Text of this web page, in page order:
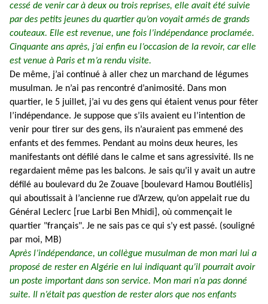
cessé de venir car à deux ou trois reprises, elle avait été suivie
par des petits jeunes du quartier qu’on voyait armés de grands
couteaux. Elle est revenue, une fois l’indépendance proclamée.
Cinquante ans après, j’ai enfin eu l’occasion de la revoir, car elle
est venue à Paris et m’a rendu visite.
De même, j’ai continué à aller chez un marchand de légumes
musulman. Je n’ai pas rencontré d’animosité. Dans mon
quartier, le 5 juillet, j’ai vu des gens qui étaient venus pour fêter
l’indépendance. Je suppose que s’ils avaient eu l’intention de
venir pour tirer sur des gens, ils n’auraient pas emmené des
enfants et des femmes. Pendant au moins deux heures, les
manifestants ont défilé dans le calme et sans agressivité. Ils ne
regardaient même pas les balcons. Je sais qu’il y avait un autre
défilé au boulevard du 2e Zouave [boulevard Hamou Boutlélis]
qui aboutissait à l’ancienne rue d’Arzew, qu’on appelait rue du
Général Leclerc [rue Larbi Ben Mhidi], où commençait le
quartier "français". Je ne sais pas ce qui s’y est passé. (souligné
par moi, MB)
Après l’indépendance, un collègue musulman de mon mari lui a
proposé de rester en Algérie en lui indiquant qu’il pourrait avoir
un poste important dans son service. Mon mari n’a pas donné
suite. Il n’était pas question de rester alors que nos enfants